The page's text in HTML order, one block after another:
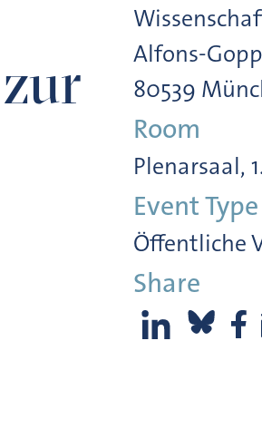
Alfons-
80539
Room
Plenarsaal,
Event Type
Öffentliche
Share